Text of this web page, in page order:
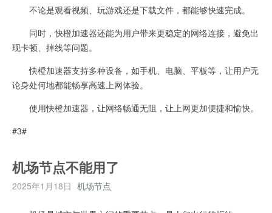
不论是观看视频、玩游戏还是下载文件，都能够快速完成。
同时，快橙加速器还能为用户带来更稳定的网络连接，避免出
现卡顿、掉线等问题。
快橙加速器支持多种设备，如手机、电脑、平板等，让用户无
论身处何地都能畅享高速上网体验。
使用快橙加速器，让网络畅通无阻，让上网更加便捷和愉快。
#3#
机场节点不能用了
2025年1月18日 机场节点